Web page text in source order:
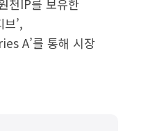
천IP를 보유한
’,
A’를 통해 시장